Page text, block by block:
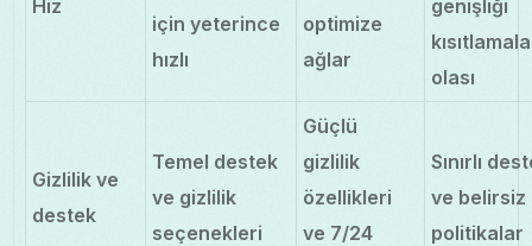
Hız
için yeterince
hızlı
optimize
ağlar
genişliği
olası
Gizlilik ve
destek
Temel destek
ve gizlilik
seçenekleri
Güçlü
gizlilik
özellikleri
ve 7/24
Sınırlı
ve belirsiz
politikalar